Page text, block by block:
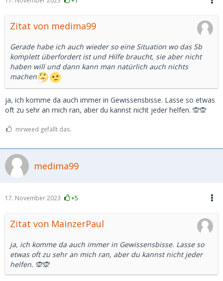
Zitat von medima99
Gerade habe ich auch wieder so eine Situation wo das Sb
komplett überfordert ist und Hilfe braucht, sie aber nicht
haben will und dann kann man natürlich auch nichts
machen
ja, ich komme da auch immer in Gewissensbisse. Lasse so etwas
oft zu sehr an mich ran, aber du kannst nicht jeder helfen. 🙊🙊
mrweed gefällt das.
medima99
17. November 2023 +5
Zitat von MainzerPaul
ja, ich komme da auch immer in Gewissensbisse. Lasse so
etwas oft zu sehr an mich ran, aber du kannst nicht jeder
helfen. 🙊🙊